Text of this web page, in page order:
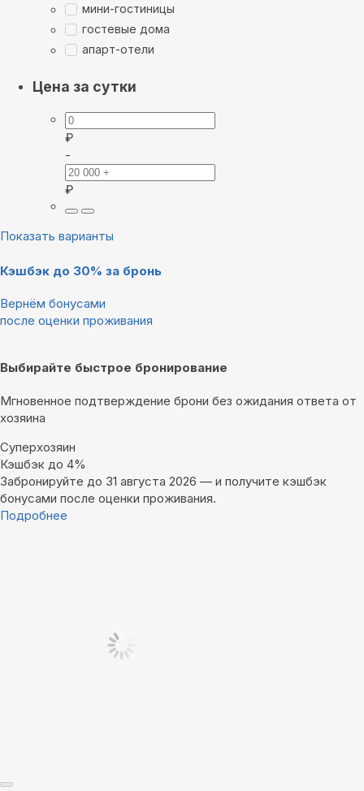
мини-гостиницы
гостевые дома
апарт-отели
Цена за сутки
₽
-
₽
Показать варианты
Кэшбэк до 30% за бронь
Вернём бонусами
после оценки проживания
Выбирайте быстрое бронирование
Мгновенное подтверждение брони без ожидания ответа от
хозяина
Суперхозяин
Кэшбэк до 4%
Забронируйте до 31 августа 2026 — и получите кэшбэк
бонусами после оценки проживания.
Подробнее